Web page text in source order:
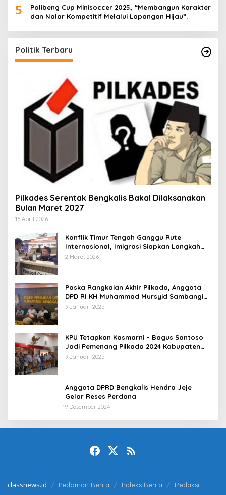
5
Polibeng Cup Minisoccer 2025, “Membangun Karakter
dan Nalar Kompetitif Melalui Lapangan Hijau”.
Politik Terbaru
Pilkades Serentak Bengkalis Bakal Dilaksanakan
Bulan Maret 2027
16 April 2026
Konflik Timur Tengah Ganggu Rute
Internasional, Imigrasi Siapkan Langkah
Antisipatif
2 Maret 2026
Paska Rangkaian Akhir Pilkada, Anggota
DPD RI KH Muhammad Mursyid Sambangi
KPU Bengkalis
9 Januari 2025
KPU Tetapkan Kasmarni – Bagus Santoso
Jadi Pemenang Pilkada 2024 Kabupaten
Bengkalis
9 Januari 2025
Anggota DPRD Bengkalis Hendra Jeje
Gelar Reses Perdana
19 Desember 2024
classnews.id Pedoman Berita Indeks Berita Redaksi